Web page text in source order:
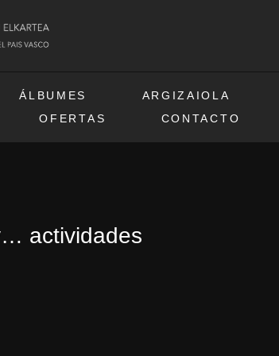
ÁLBUMES ARGIZAIOLA
OFERTAS CONTACTO
actividades